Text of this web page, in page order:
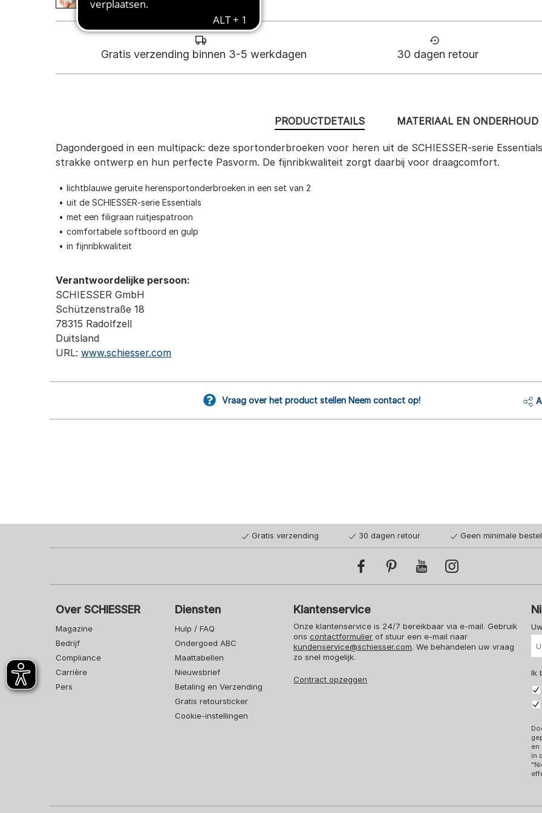
Gratis verzending binnen 3-5 werkdagen 30 dagen retour
PRODUCTDETAILS
Dagondergoed in een multipack: deze sportonderbroeken voor heren uit de SCHIESSER-serie
strakke ontwerp en hun perfecte Pasvorm. De fijnribkwaliteit zorgt daarbij voor draagcomfort.
lichtblauwe geruite herensportonderbroeken in een set van 2
uit de SCHIESSER-serie Essentials
met een filigraan ruitjespatroon
comfortabele softboord en gulp
in fijnribkwaliteit
Verantwoordelijke persoon:
SCHIESSER GmbH
Schützenstraße 18
78315 Radolfzell
Duitsland
URL: www.schiesser.com
MATERIAAL EN ONDERHOUD
Vraag over het product stellen Neem contact op!
Gratis verzending 30 dagen retour Geen minimale
Over SCHIESSER
Magazine
Bedrijf
Compliance
Carrière
Pers
Diensten
Hulp / FAQ
Ondergoed ABC
Maattabellen
Nieuwsbrief
Betaling en Verzending
Gratis retoursticker
Cookie-instellingen
Klantenservice
Onze klantenservice is 24/7 bereikbaar via e-mail. Gebruik
onscontactformulier of stuur een e-mail naar
kundenservice@schiesser.com. We behandelen uw vraag
zo snel mogelijk.
Contract opzeggen
Ik
en
in